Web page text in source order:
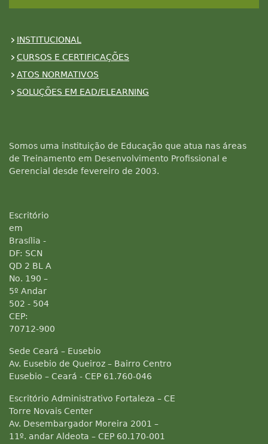
INSTITUCIONAL
CURSOS E CERTIFICAÇÕES
ATOS NORMATIVOS
SOLUÇÕES EM EAD/ELEARNING
Somos uma instituição de Educação que atua nas áreas
de Treinamento em Desenvolvimento Profissional e
Gerencial desde fevereiro de 2003.
Escritório
em
Brasília -
DF: SCN
QD 2 BL A
No. 190 –
5º Andar
502 - 504
CEP:
70712-900
Sede Ceará – Eusebio
Av. Eusebio de Queiroz – Bairro Centro
Eusebio – Ceará - CEP 61.760-046
Escritório Administrativo Fortaleza – CE
Torre Novais Center
Av. Desembargador Moreira 2001 –
11º. andar Aldeota – CEP 60.170-001